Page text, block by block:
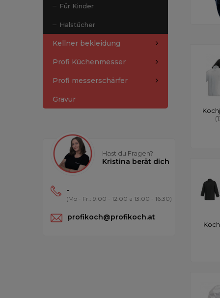
Für Kinder
Halstücher
Kellner bekleidung
Profi Küchenmesser
Profi messerschärfer
Gravur
Hast du Fragen?
Kristina berät dich
-
(Mo - Fr.: 9:00 - 12:00 a 13:00 - 16:30)
profikoch@profikoch.at